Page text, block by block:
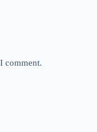
comment.